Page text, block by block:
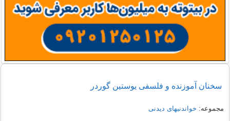
سخنان آموزنده و فلسفی یوستین گوردر
مجموعه: خواندنیهای دیدنی